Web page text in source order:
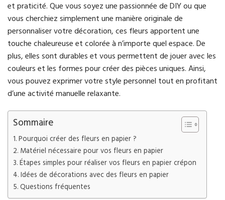
et praticité. Que vous soyez une passionnée de DIY ou que
vous cherchiez simplement une manière originale de
personnaliser votre décoration, ces fleurs apportent une
touche chaleureuse et colorée à n’importe quel espace. De
plus, elles sont durables et vous permettent de jouer avec les
couleurs et les formes pour créer des pièces uniques. Ainsi,
vous pouvez exprimer votre style personnel tout en profitant
d’une activité manuelle relaxante.
Sommaire
Pourquoi créer des fleurs en papier ?
Matériel nécessaire pour vos fleurs en papier
Étapes simples pour réaliser vos fleurs en papier crépon
Idées de décorations avec des fleurs en papier
Questions fréquentes